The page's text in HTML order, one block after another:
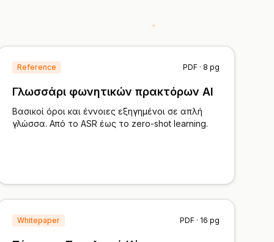
Reference PDF · 8 pg
Γλωσσάρι φωνητικών πρακτόρων AI
Βασικοί όροι και έννοιες εξηγημένοι σε απλή
γλώσσα. Από το ASR έως το zero-shot learning.
Whitepaper PDF · 16 pg